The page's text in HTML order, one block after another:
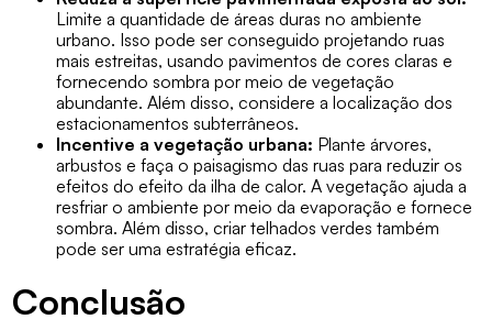
Limite a quantidade de áreas duras no ambiente
urbano. Isso pode ser conseguido projetando ruas
mais estreitas, usando pavimentos de cores claras e
fornecendo sombra por meio de vegetação
abundante. Além disso, considere a localização dos
estacionamentos subterrâneos.
Incentive a vegetação urbana: Plante árvores,
arbustos e faça o paisagismo das ruas para reduzir os
efeitos do efeito da ilha de calor. A vegetação ajuda a
resfriar o ambiente por meio da evaporação e fornece
sombra. Além disso, criar telhados verdes também
pode ser uma estratégia eficaz.
Conclusão